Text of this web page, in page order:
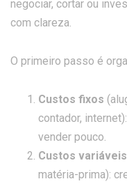
negociar, cortar ou
com clareza.
O primeiro passo é
Custos fixos
contador,
vender pouco.
Custos variáveis
matéria-prima):